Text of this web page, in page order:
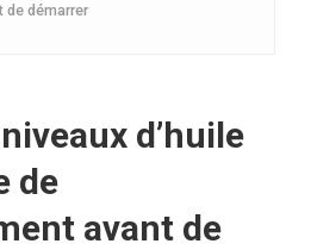
de démarrer
d’huile
de
avant de